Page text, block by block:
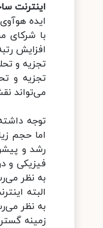
اینترنت
ایده
با شرکای
افزایش
تجزیه و
تجزیه و
می‌تواند
توجه
اما حجم
رشد و
فیزیکی و
به نظر
البته
به نظر
زمینه